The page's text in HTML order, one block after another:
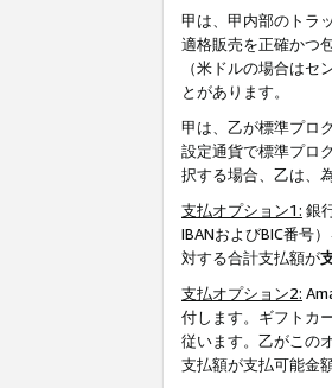
甲は、甲内部のトラ
適格販売を正確かつ
（米ドルの場合は
とがあります。
甲は、乙が標準プロ
設定通貨で標準プロ
択する場合、乙は、
支払オプション1: 銀
IBANおよびBIC番号
対する合計支払額が
支払オプション2:
付します。ギフトカ
従います。乙がこの
支払額が支払可能金